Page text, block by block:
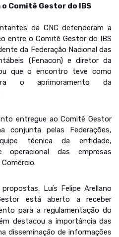
Comitê Gestor do IBS
da CNC defenderam a
entre o Comitê Gestor do IBS
da Federação Nacional das
(Fenacon) e diretor da
que o encontro teve como
o aprimoramento da
entregue ao Comitê Gestor
conjunta pelas Federações,
técnica da entidade,
operacional das empresas
Luís Felipe Arellano
está aberto a receber
para a regulamentação do
destacou a importância das
disseminação de informações